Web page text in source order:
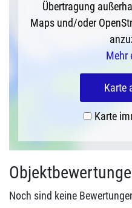
Übertragung
Maps und/oder
Mehr
Karte
Karte
Noch sind keine